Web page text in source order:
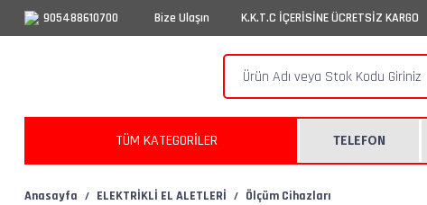
905488610700 Bize Ulaşın K.K.T.C İÇERİSİNE ÜCRETSİZ KARGO
TÜM KATEGORİLER TELEFON
Anasayfa ELEKTRİKLİ EL ALETLERİ Ölçüm Cihazları